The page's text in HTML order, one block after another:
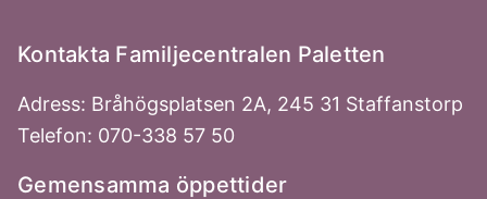
Kontakta Familjecentralen Paletten
Adress: Bråhögsplatsen 2A, 245 31 Staffanstorp
Telefon: 070-338 57 50
Gemensamma öppettider